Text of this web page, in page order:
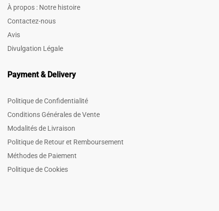
À propos : Notre histoire
Contactez-nous
Avis
Divulgation Légale
Payment & Delivery
Politique de Confidentialité
Conditions Générales de Vente
Modalités de Livraison
Politique de Retour et Remboursement
Méthodes de Paiement
Politique de Cookies